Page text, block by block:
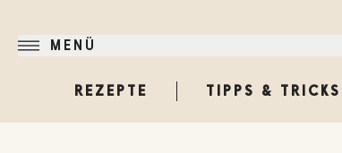
MENÜ
REZEPTE TIPPS & TRICKS